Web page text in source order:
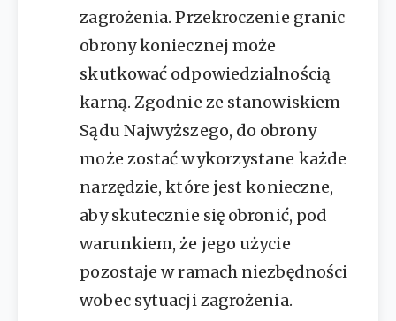
zagrożenia. Przekroczenie granic
obrony koniecznej może
skutkować odpowiedzialnością
karną. Zgodnie ze stanowiskiem
Sądu Najwyższego, do obrony
może zostać wykorzystane każde
narzędzie, które jest konieczne,
aby skutecznie się obronić, pod
warunkiem, że jego użycie
pozostaje w ramach niezbędności
wobec sytuacji zagrożenia.